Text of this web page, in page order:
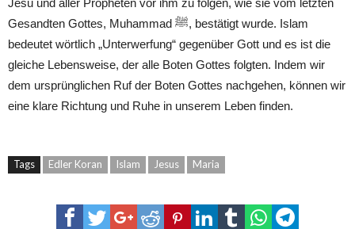
Gesandten Gottes, Muhammad ﷺ, bestätigt wurde. Islam
bedeutet wörtlich „Unterwerfung“ gegenüber Gott und es ist die
gleiche Lebensweise, der alle Boten Gottes folgten. Indem wir
dem ursprünglichen Ruf der Boten Gottes nachgehen, können wir
eine klare Richtung und Ruhe in unserem Leben finden.
Tags Edler Koran Islam Jesus Maria